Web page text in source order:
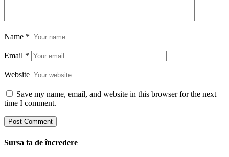
Name *
Email *
Website
Save my name, email, and website in this browser for the next
time I comment.
Sursa ta de încredere